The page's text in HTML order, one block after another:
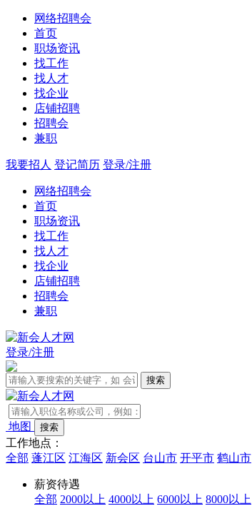
网络招聘会
首页
职场资讯
找工作
找人才
找企业
店铺招聘
招聘会
兼职
我要招人 登记简历 登录/注册
网络招聘会
首页
职场资讯
找工作
找人才
找企业
店铺招聘
招聘会
兼职
登录/注册
地图
工作地点：
全部 蓬江区 江海区 新会区 台山市 开平市 鹤山市
薪资待遇
全部 2000以上 4000以上 6000以上 8000以上